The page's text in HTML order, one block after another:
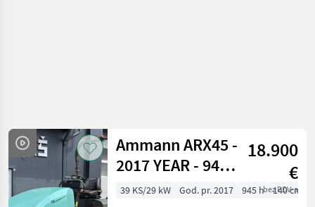
Ammann ARX45 -
2017 YEAR - 945
WORKING
18.900
€
bez PDV-a
39 KS/29 kW God. pr. 2017 945 h
140 cm